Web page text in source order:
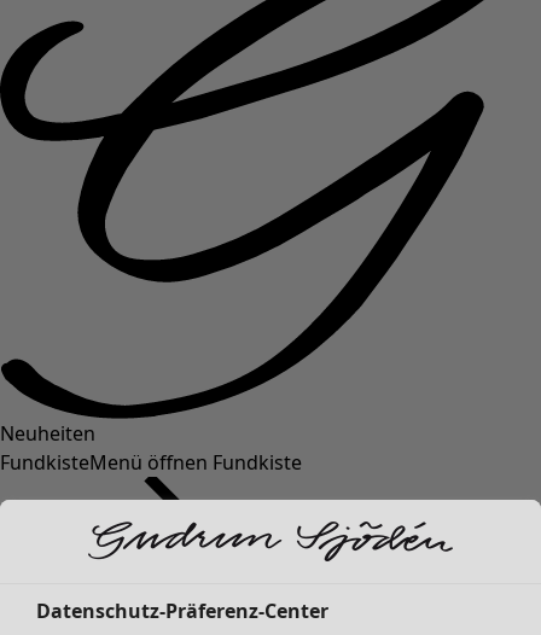
Neuheiten
FundkisteMenü öffnen Fundkiste
Datenschutz-Präferenz-Center